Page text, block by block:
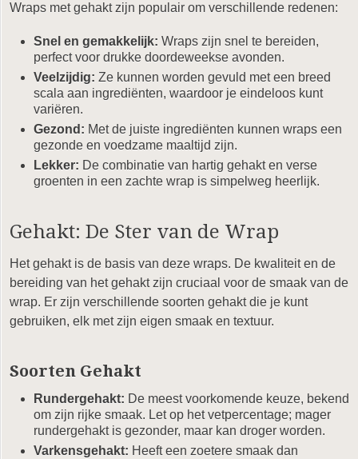
Wraps met gehakt zijn populair om verschillende redenen:
Snel en gemakkelijk: Wraps zijn snel te bereiden,
perfect voor drukke doordeweekse avonden.
Veelzijdig: Ze kunnen worden gevuld met een breed
scala aan ingrediënten, waardoor je eindeloos kunt
variëren.
Gezond: Met de juiste ingrediënten kunnen wraps een
gezonde en voedzame maaltijd zijn.
Lekker: De combinatie van hartig gehakt en verse
groenten in een zachte wrap is simpelweg heerlijk.
Gehakt: De Ster van de Wrap
Het gehakt is de basis van deze wraps. De kwaliteit en de
bereiding van het gehakt zijn cruciaal voor de smaak van de
wrap. Er zijn verschillende soorten gehakt die je kunt
gebruiken, elk met zijn eigen smaak en textuur.
Soorten Gehakt
Rundergehakt: De meest voorkomende keuze, bekend
om zijn rijke smaak. Let op het vetpercentage; mager
rundergehakt is gezonder, maar kan droger worden.
Varkensgehakt: Heeft een zoetere smaak dan